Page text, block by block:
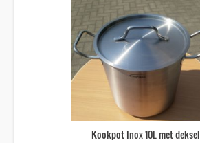
Kookpot Inox 10L met deksel